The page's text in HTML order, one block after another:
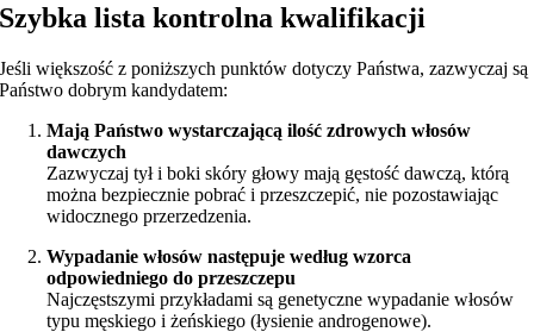
Szybka lista kontrolna kwalifikacji
Jeśli większość z poniższych punktów dotyczy Państwa, zazwyczaj są
Państwo dobrym kandydatem:
Mają Państwo wystarczającą ilość zdrowych włosów
dawczych
Zazwyczaj tył i boki skóry głowy mają gęstość dawczą, którą
można bezpiecznie pobrać i przeszczepić, nie pozostawiając
widocznego przerzedzenia.
Wypadanie włosów następuje według wzorca
odpowiedniego do przeszczepu
Najczęstszymi przykładami są genetyczne wypadanie włosów
typu męskiego i żeńskiego (łysienie androgenowe).